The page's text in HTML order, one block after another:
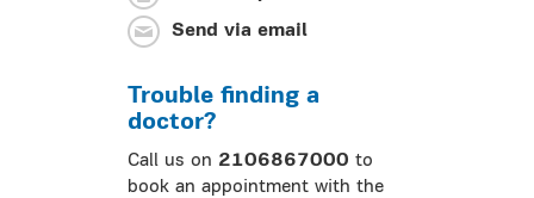
Send via email
Trouble finding a
doctor?
Call us on 2106867000 to
book an appointment with the